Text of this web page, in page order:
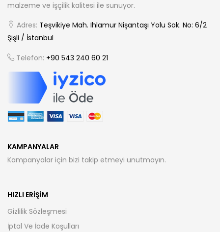
malzeme ve işçilik kalitesi ile sunuyor.
Adres: Teşvikiye Mah. Ihlamur Nişantaşı Yolu Sok. No: 6/2
Şişli / İstanbul
Telefon: +90 543 240 60 21
KAMPANYALAR
Kampanyalar için bizi takip etmeyi unutmayın.
HIZLI ERIŞIM
Gizlilik Sözleşmesi
İptal Ve İade Koşulları